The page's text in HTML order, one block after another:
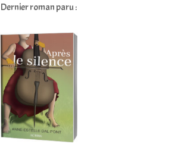
Dernier roman paru :